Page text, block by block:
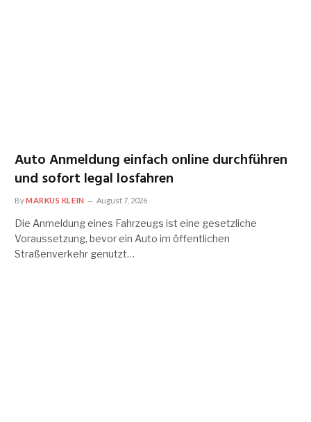
Auto Anmeldung einfach online durchführen
und sofort legal losfahren
ByMARKUS KLEIN August 7, 2026
Die Anmeldung eines Fahrzeugs ist eine gesetzliche
Voraussetzung, bevor ein Auto im öffentlichen
Straßenverkehr genutzt…